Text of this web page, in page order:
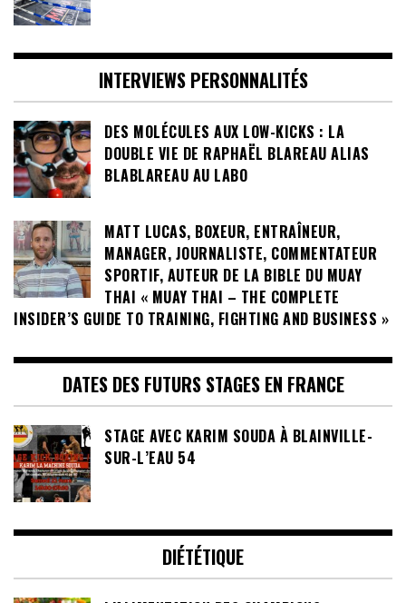
INTERVIEWS PERSONNALITÉS
DES MOLÉCULES AUX LOW-KICKS : LA
DOUBLE VIE DE RAPHAËL BLAREAU ALIAS
BLABLAREAU AU LABO
MATT LUCAS, BOXEUR, ENTRAÎNEUR,
MANAGER, JOURNALISTE, COMMENTATEUR
SPORTIF, AUTEUR DE LA BIBLE DU MUAY
THAI « MUAY THAI – THE COMPLETE
INSIDER’S GUIDE TO TRAINING, FIGHTING AND BUSINESS »
DATES DES FUTURS STAGES EN FRANCE
STAGE AVEC KARIM SOUDA À BLAINVILLE-
SUR-L’EAU 54
DIÉTÉTIQUE